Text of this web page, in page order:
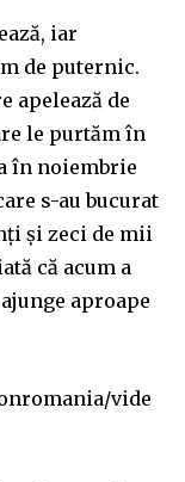
iar
de puternic.
apelează de
le purtăm în
în noiembrie
s-au bucurat
și zeci de mii
că acum a
aproape
vide